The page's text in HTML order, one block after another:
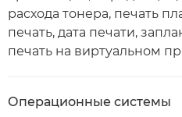
расхода тонера, печать
печать, дата печати,
печать на виртуальном
Операционные системы